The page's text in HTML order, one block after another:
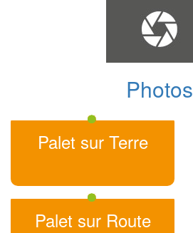
Photos
Palet sur Terre
Palet sur Route